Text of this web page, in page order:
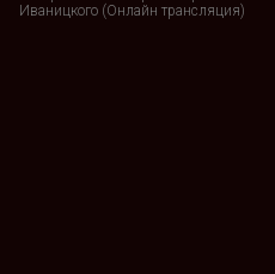
Иваницкого (Онлайн трансляция)